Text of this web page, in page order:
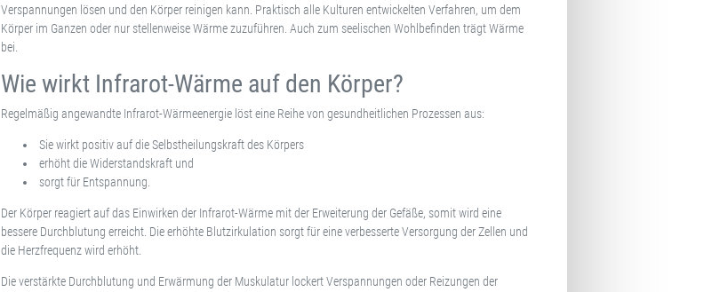
Verspannungen lösen und den Körper reinigen kann. Praktisch alle Kulturen entwickelten Verfahren, um dem
Körper im Ganzen oder nur stellenweise Wärme zuzuführen. Auch zum seelischen Wohlbefinden trägt Wärme
bei.
Wie wirkt Infrarot-Wärme auf den Körper?
Regelmäßig angewandte Infrarot-Wärmeenergie löst eine Reihe von gesundheitlichen Prozessen aus:
Sie wirkt positiv auf die Selbstheilungskraft des Körpers
erhöht die Widerstandskraft und
sorgt für Entspannung.
Der Körper reagiert auf das Einwirken der Infrarot-Wärme mit der Erweiterung der Gefäße, somit wird eine
bessere Durchblutung erreicht. Die erhöhte Blutzirkulation sorgt für eine verbesserte Versorgung der Zellen und
die Herzfrequenz wird erhöht.
Die verstärkte Durchblutung und Erwärmung der Muskulatur lockert Verspannungen oder Reizungen der